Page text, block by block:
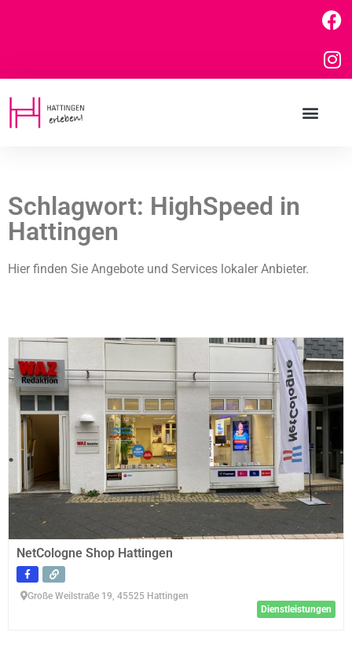
Schlagwort: HighSpeed in
Hattingen
Hier finden Sie Angebote und Services lokaler Anbieter.
NetCologne Shop Hattingen
Große Weilstraße 19, 45525 Hattingen
Dienstleistungen